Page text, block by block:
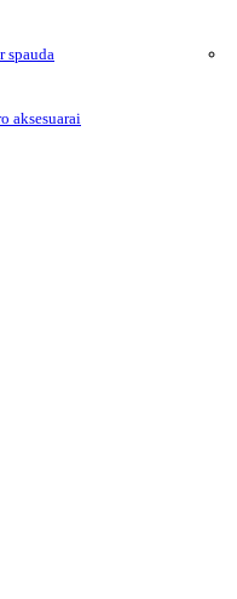
spauda
aksesuarai
Grojimo trukmė apie 3